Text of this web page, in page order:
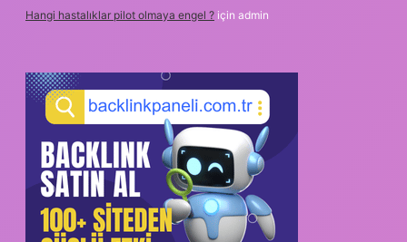
Hangi hastalıklar pilot olmaya engel ? için admin